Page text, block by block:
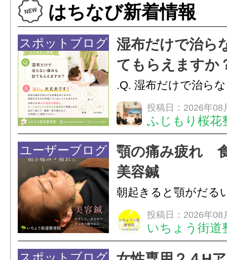
を7ヶ月継続して頂...
はちなび新着情報
スポットブログ
湿布だけで治ら
てもらえますか
.Q. 湿布だけで治ら
らえますか？A. はい
湿布は痛みを和らげ
すが、原因そのもの
いこともあります。
原因を確認し、お一
投稿日：2026年08
ふじもり桜花
ユーザーブログ
顎の痛み疲れ
美容鍼
朝起きると顎がだる
ありませんか？無意
は、顎の痛みや疲れ
フェイスラインの張
投稿日：2026年08
いちょう街道
スポットブログ